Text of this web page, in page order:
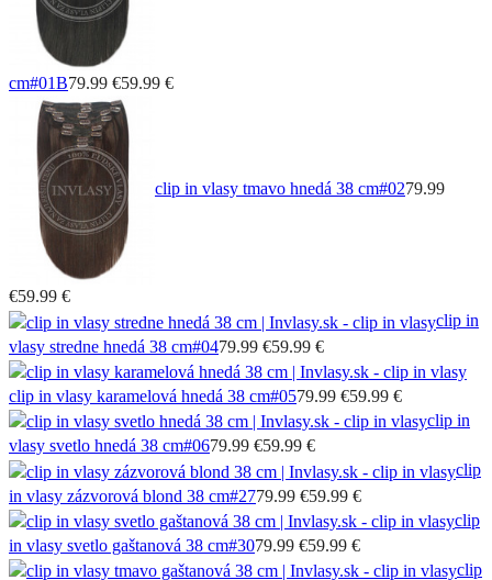
cm#01B79.99 €59.99 €
clip in vlasy tmavo hnedá 38 cm#0279.99
€59.99 €
clip in
vlasy stredne hnedá 38 cm#0479.99 €59.99 €
clip in vlasy karamelová hnedá 38 cm#0579.99 €59.99 €
clip in
vlasy svetlo hnedá 38 cm#0679.99 €59.99 €
clip
in vlasy zázvorová blond 38 cm#2779.99 €59.99 €
clip
in vlasy svetlo gaštanová 38 cm#3079.99 €59.99 €
clip